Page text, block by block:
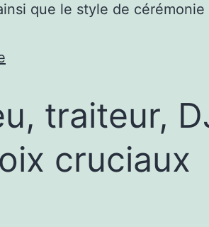
que le style de cérémonie
traiteur,
cruciaux